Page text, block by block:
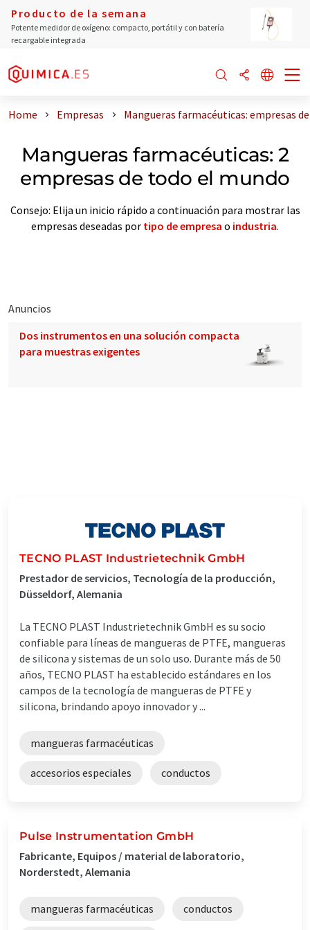
Producto de la semana
Potente medidor de oxígeno: compacto, portátil y con batería
recargable integrada
Home Empresas Mangueras farmacéuticas: empresas
Mangueras farmacéuticas: 2
empresas de todo el mundo
Consejo: Elija un inicio rápido a continuación para mostrar las
empresas deseadas por tipo de empresa o industria.
Anuncios
Dos instrumentos en una solución compacta
para muestras exigentes
TECNO PLAST Industrietechnik GmbH
Prestador de servicios, Tecnología de la producción,
Düsseldorf, Alemania
La TECNO PLAST Industrietechnik GmbH es su socio
confiable para líneas de mangueras de PTFE, mangueras
de silicona y sistemas de un solo uso. Durante más de 50
años, TECNO PLAST ha establecido estándares en los
campos de la tecnología de mangueras de PTFE y
silicona, brindando apoyo innovador y ...
mangueras farmacéuticas
accesorios especiales conductos
Pulse Instrumentation GmbH
Fabricante, Equipos / material de laboratorio,
Norderstedt, Alemania
mangueras farmacéuticas conductos